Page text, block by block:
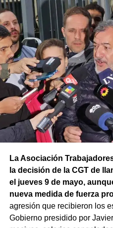
La Asociación
la decisión de la CGT de
el jueves 9 de mayo,
nueva medida de fuerza
agresión que recibieron los
Gobierno presidido por